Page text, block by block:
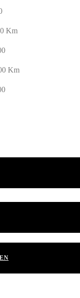
Km
Km